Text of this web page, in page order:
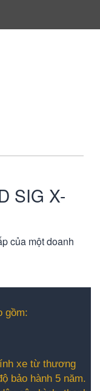
SIG X-
của một doanh
gồm:
xe từ thương
bảo hành 5 năm.